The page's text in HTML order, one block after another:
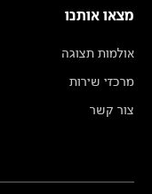
מצאו אותנו
אולמות תצוגה
מרכזי שירות
צור קשר